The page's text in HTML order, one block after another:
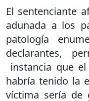
El sentenciante
adunada a los
patología
declarantes,
instancia que
habría tenido la
víctima sería de